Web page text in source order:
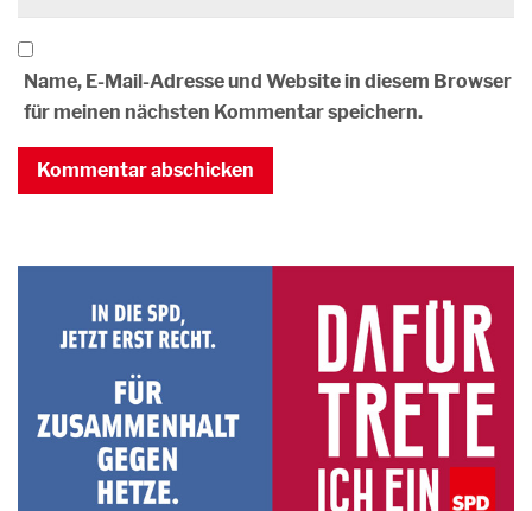
Name, E-Mail-Adresse und Website in diesem Browser
für meinen nächsten Kommentar speichern.